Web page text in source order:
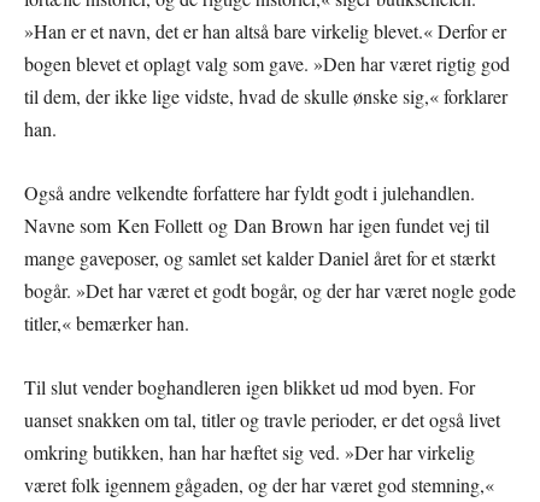
»Han er et navn, det er han altså bare virkelig blevet.« Derfor er
bogen blevet et oplagt valg som gave. »Den har været rigtig god
til dem, der ikke lige vidste, hvad de skulle ønske sig,« forklarer
han.
Også andre velkendte forfattere har fyldt godt i julehandlen.
Navne som Ken Follett og Dan Brown har igen fundet vej til
mange gaveposer, og samlet set kalder Daniel året for et stærkt
bogår. »Det har været et godt bogår, og der har været nogle gode
titler,« bemærker han.
Til slut vender boghandleren igen blikket ud mod byen. For
uanset snakken om tal, titler og travle perioder, er det også livet
omkring butikken, han har hæftet sig ved. »Der har virkelig
været folk igennem gågaden, og der har været god stemning,«